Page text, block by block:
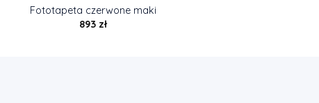
Fototapeta czerwone maki
893 zł